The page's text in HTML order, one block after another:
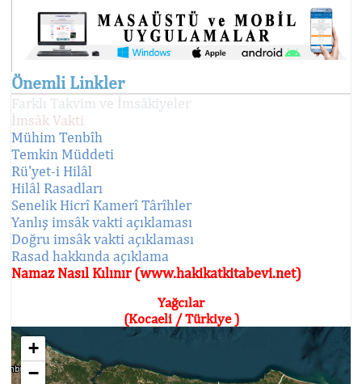
Önemli Linkler
Farklı Takvim ve İmsâkiyeler
İmsâk Vakti
Mühim Tenbîh
Temkin Müddeti
Rü'yet-i Hilâl
Hilâl Rasadları
Senelik Hicrî Kamerî Târîhler
Yanlış imsâk vakti açıklaması
Doğru imsâk vakti açıklaması
Rasad hakkında açıklama
Namaz Nasıl Kılınır (www.hakikatkitabevi.net)
Yağcılar
(Kocaeli / Türkiye )
+
−